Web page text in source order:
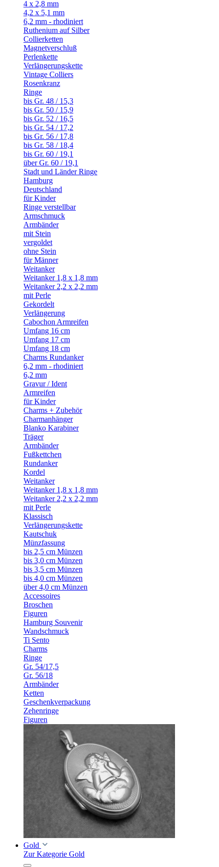
4 x 2,8 mm
4,2 x 5,1 mm
6,2 mm - rhodiniert
Ruthenium auf Silber
Collierketten
Magnetverschluß
Perlenkette
Verlängerungskette
Vintage Colliers
Rosenkranz
Ringe
bis Gr. 48 / 15,3
bis Gr. 50 / 15,9
bis Gr. 52 / 16,5
bis Gr. 54 / 17,2
bis Gr. 56 / 17,8
bis Gr. 58 / 18,4
bis Gr. 60 / 19,1
über Gr. 60 / 19,1
Stadt und Länder Ringe
Hamburg
Deutschland
für Kinder
Ringe verstellbar
Armschmuck
Armbänder
mit Stein
vergoldet
ohne Stein
für Männer
Weitanker
Weitanker 1,8 x 1,8 mm
Weitanker 2,2 x 2,2 mm
mit Perle
Gekordelt
Verlängerung
Cabochon Armreifen
Umfang 16 cm
Umfang 17 cm
Umfang 18 cm
Charms Rundanker
6,2 mm - rhodiniert
6,2 mm
Gravur / Ident
Armreifen
für Kinder
Charms + Zubehör
Charmanhänger
Blanko Karabiner
Träger
Armbänder
Fußkettchen
Rundanker
Kordel
Weitanker
Weitanker 1,8 x 1,8 mm
Weitanker 2,2 x 2,2 mm
mit Perle
Klassisch
Verlängerungskette
Kautschuk
Münzfassung
bis 2,5 cm Münzen
bis 3,0 cm Münzen
bis 3,5 cm Münzen
bis 4,0 cm Münzen
über 4,0 cm Münzen
Accessoires
Broschen
Figuren
Hamburg Souvenir
Wandschmuck
Ti Sento
Charms
Ringe
Gr. 54/17,5
Gr. 56/18
Armbänder
Ketten
Geschenkverpackung
Zehenringe
Figuren
Gold
Zur Kategorie Gold